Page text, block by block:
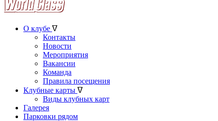
О клубе ᐁ
Контакты
Новости
Мероприятия
Вакансии
Команда
Правила посещения
Клубные карты ᐁ
Виды клубных карт
Галерея
Парковки рядом